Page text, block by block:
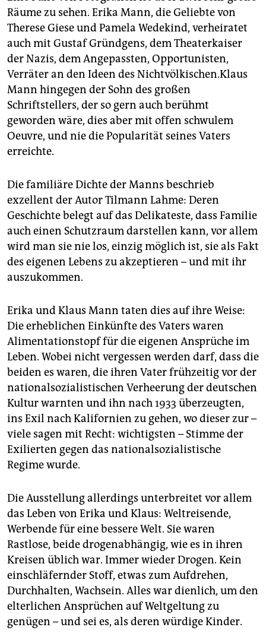
Räume zu sehen. Erika Mann, die Geliebte von
Therese Giese und Pamela Wedekind, verheiratet
auch mit Gustaf Gründgens, dem Theaterkaiser
der Nazis, dem Angepassten, Opportunisten,
Verräter an den Ideen des Nichtvölkischen.Klaus
Mann hingegen der Sohn des großen
Schriftstellers, der so gern auch berühmt
geworden wäre, dies aber mit offen schwulem
Oeuvre, und nie die Popularität seines Vaters
erreichte.
Die familiäre Dichte der Manns beschrieb
exzellent der Autor Tilmann Lahme: Deren
Geschichte belegt auf das Delikateste, dass Familie
auch einen Schutzraum darstellen kann, vor allem
wird man sie nie los, einzig möglich ist, sie als Fakt
des eigenen Lebens zu akzeptieren – und mit ihr
auszukommen.
Erika und Klaus Mann taten dies auf ihre Weise:
Die erheblichen Einkünfte des Vaters waren
Alimentationstopf für die eigenen Ansprüche im
Leben. Wobei nicht vergessen werden darf, dass die
beiden es waren, die ihren Vater frühzeitig vor der
nationalsozialistischen Verheerung der deutschen
Kultur warnten und ihn nach 1933 überzeugten,
ins Exil nach Kalifornien zu gehen, wo dieser zur –
viele sagen mit Recht: wichtigsten – Stimme der
Exilierten gegen das nationalsozialistische
Regime wurde.
Die Ausstellung allerdings unterbreitet vor allem
das Leben von Erika und Klaus: Weltreisende,
Werbende für eine bessere Welt. Sie waren
Rastlose, beide drogenabhängig, wie es in ihren
Kreisen üblich war. Immer wieder Drogen. Kein
einschläfernder Stoff, etwas zum Aufdrehen,
Durchhalten, Wachsein. Alles war dienlich, um den
elterlichen Ansprüchen auf Weltgeltung zu
genügen – und sei es, als deren würdige Kinder.